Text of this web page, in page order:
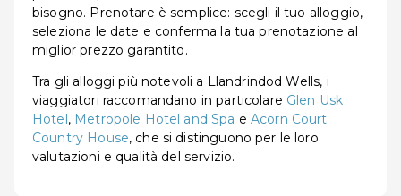
bisogno. Prenotare è semplice: scegli il tuo alloggio,
seleziona le date e conferma la tua prenotazione al
miglior prezzo garantito.
Tra gli alloggi più notevoli a Llandrindod Wells, i
viaggiatori raccomandano in particolare Glen Usk
Hotel, Metropole Hotel and Spa e Acorn Court
Country House, che si distinguono per le loro
valutazioni e qualità del servizio.